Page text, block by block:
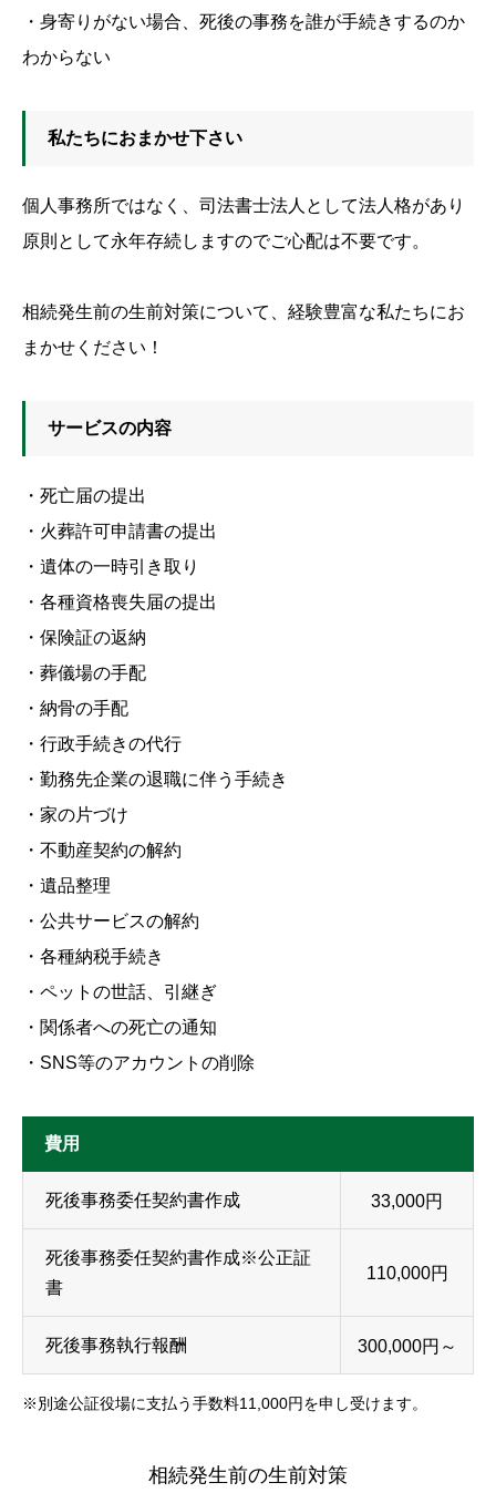
・身寄りがない場合、死後の事務を誰が手続きするのか
わからない
私たちにおまかせ下さい
個人事務所ではなく、司法書士法人として法人格があり
原則として永年存続しますのでご心配は不要です。
相続発生前の生前対策について、経験豊富な私たちにお
まかせください！
サービスの内容
・死亡届の提出
・火葬許可申請書の提出
・遺体の一時引き取り
・各種資格喪失届の提出
・保険証の返納
・葬儀場の手配
・納骨の手配
・行政手続きの代行
・勤務先企業の退職に伴う手続き
・家の片づけ
・不動産契約の解約
・遺品整理
・公共サービスの解約
・各種納税手続き
・ペットの世話、引継ぎ
・関係者への死亡の通知
・SNS等のアカウントの削除
費用
死後事務委任契約書作成 33,000円
死後事務委任契約書作成※公正証
書
110,000円
死後事務執行報酬 300,000円～
※別途公証役場に支払う手数料11,000円を申し受けます。
相続発生前の生前対策